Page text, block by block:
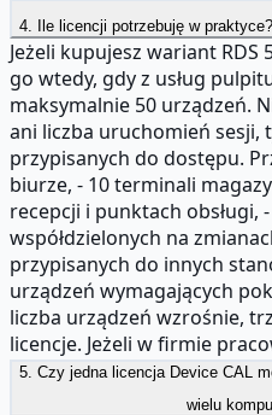
4. Ile licencji potrzebuję w praktyce?
Jeżeli kupujesz wariant
go wtedy, gdy z usług
maksymalnie 50 urządzeń.
ani liczba uruchomień sesji,
przypisanych do dostępu.
biurze, - 10 terminali
recepcji i punktach obsługi,
współdzielonych na
przypisanych do innych
urządzeń wymagających
liczba urządzeń wzrośnie,
licencje. Jeżeli w firmie
5. Czy jedna licencja Device CAL
wielu